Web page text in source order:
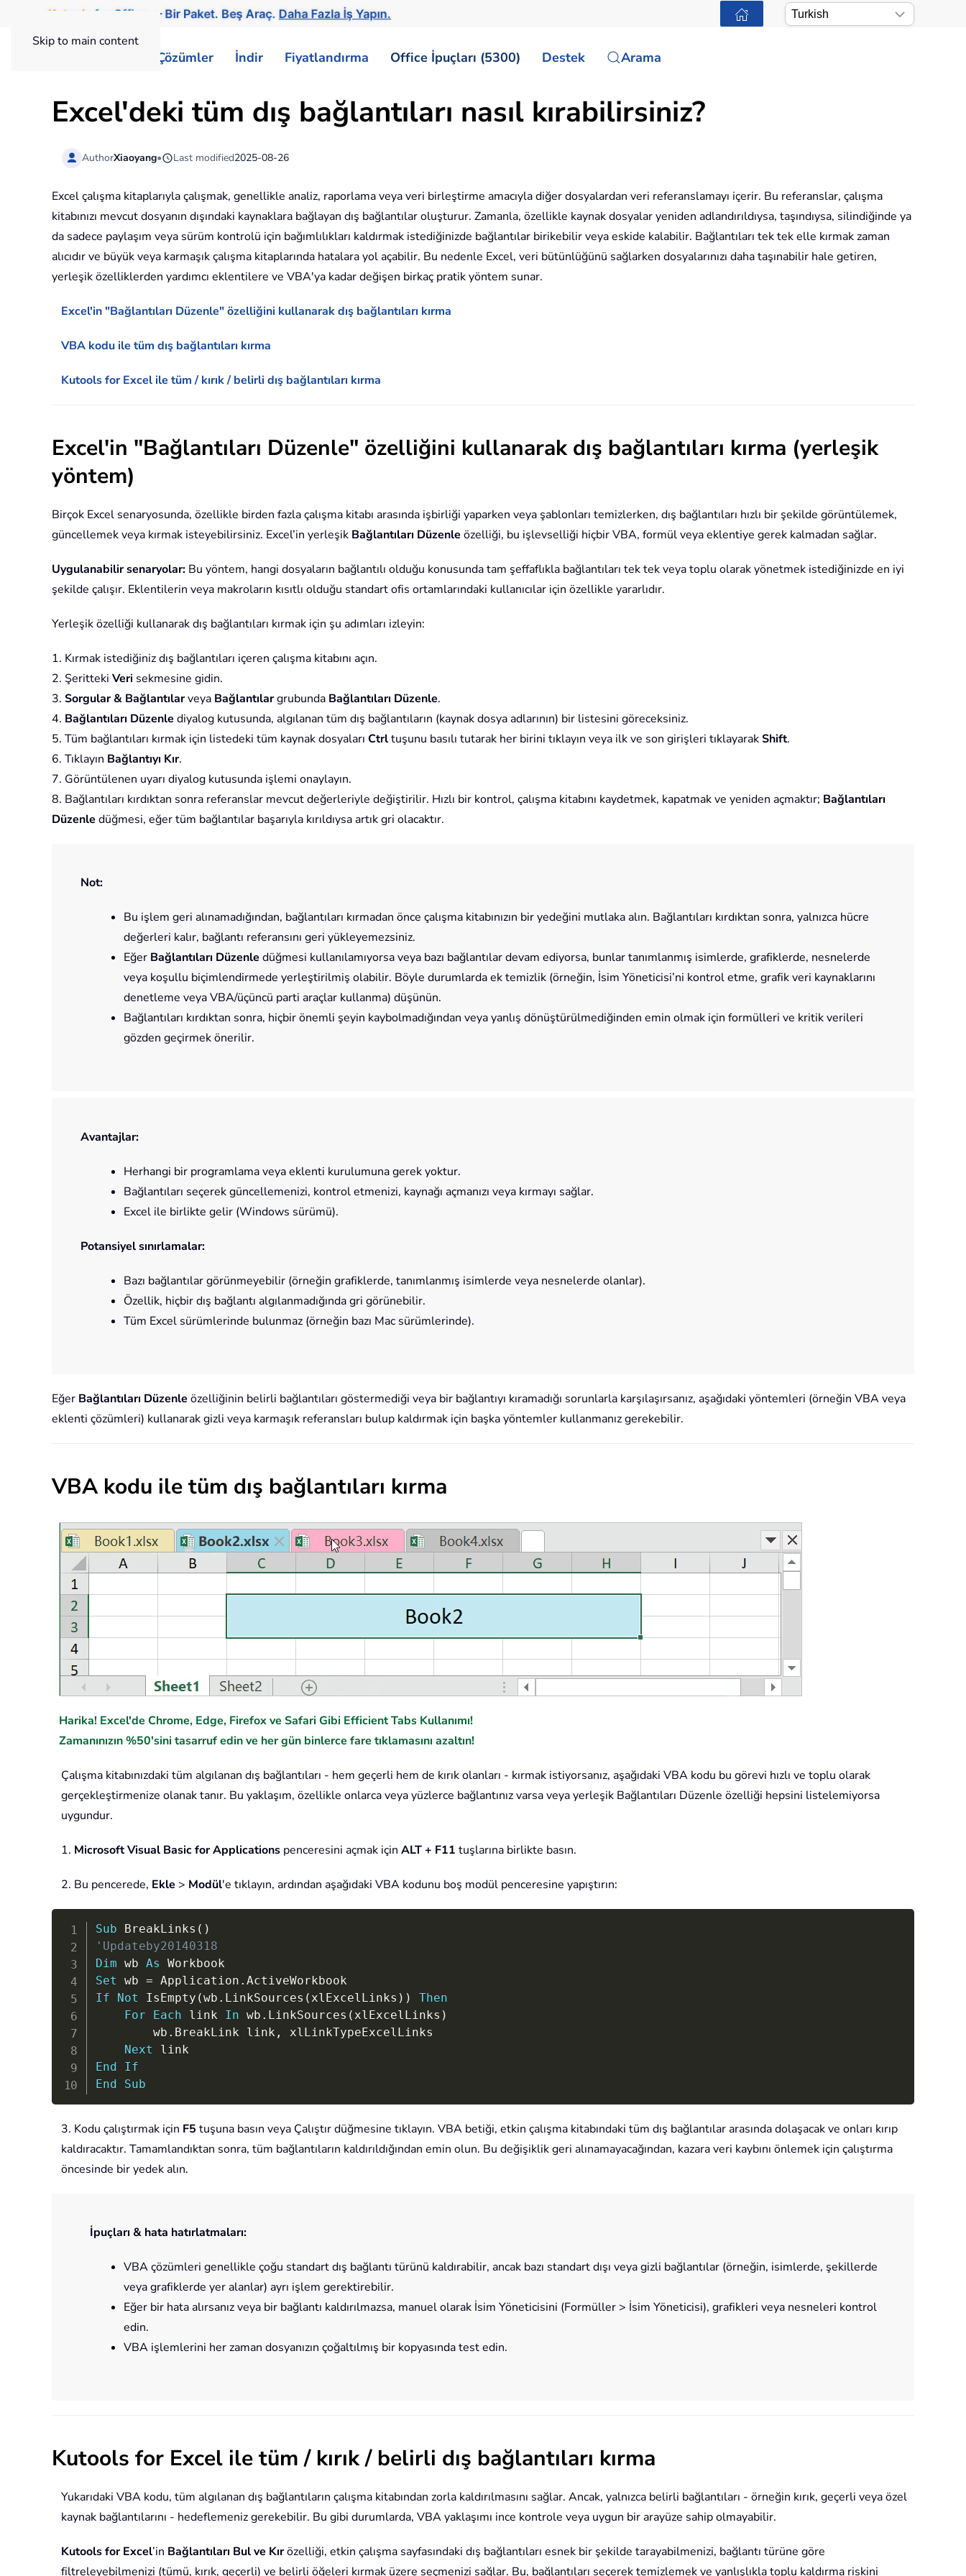
Skip to main content
Kutools for Office — Bir Paket. Beş Araç. Daha Fazla İş Yapın.
Çözümler İndir Fiyatlandırma Office İpuçları (5300) Destek Arama
Excel'deki tüm dış bağlantıları nasıl kırabilirsiniz?
AuthorXiaoyang• Last modified2025-08-26
Excel çalışma kitaplarıyla çalışmak, genellikle analiz, raporlama veya veri birleştirme amacıyla diğer dosyalardan veri referanslamayı içerir. Bu referanslar, çalışma
kitabınızı mevcut dosyanın dışındaki kaynaklara bağlayan dış bağlantılar oluşturur. Zamanla, özellikle kaynak dosyalar yeniden adlandırıldıysa, taşındıysa, silindiğinde ya
da sadece paylaşım veya sürüm kontrolü için bağımlılıkları kaldırmak istediğinizde bağlantılar birikebilir veya eskide kalabilir. Bağlantıları tek tek elle kırmak zaman
alıcıdır ve büyük veya karmaşık çalışma kitaplarında hatalara yol açabilir. Bu nedenle Excel, veri bütünlüğünü sağlarken dosyalarınızı daha taşınabilir hale getiren,
yerleşik özelliklerden yardımcı eklentilere ve VBA'ya kadar değişen birkaç pratik yöntem sunar.
Excel'in "Bağlantıları Düzenle" özelliğini kullanarak dış bağlantıları kırma
VBA kodu ile tüm dış bağlantıları kırma
Kutools for Excel ile tüm / kırık / belirli dış bağlantıları kırma
Excel'in "Bağlantıları Düzenle" özelliğini kullanarak dış bağlantıları kırma (yerleşik
yöntem)
Birçok Excel senaryosunda, özellikle birden fazla çalışma kitabı arasında işbirliği yaparken veya şablonları temizlerken, dış bağlantıları hızlı bir şekilde görüntülemek,
güncellemek veya kırmak isteyebilirsiniz. Excel’in yerleşik Bağlantıları Düzenle özelliği, bu işlevselliği hiçbir VBA, formül veya eklentiye gerek kalmadan sağlar.
Uygulanabilir senaryolar: Bu yöntem, hangi dosyaların bağlantılı olduğu konusunda tam şeffaflıkla bağlantıları tek tek veya toplu olarak yönetmek istediğinizde en iyi
şekilde çalışır. Eklentilerin veya makroların kısıtlı olduğu standart ofis ortamlarındaki kullanıcılar için özellikle yararlıdır.
Yerleşik özelliği kullanarak dış bağlantıları kırmak için şu adımları izleyin:
1. Kırmak istediğiniz dış bağlantıları içeren çalışma kitabını açın.
2. Şeritteki Veri sekmesine gidin.
3. Sorgular & Bağlantılarveya Bağlantılargrubunda Bağlantıları Düzenle.
4. Bağlantıları Düzenle diyalog kutusunda, algılanan tüm dış bağlantıların (kaynak dosya adlarının) bir listesini göreceksiniz.
5. Tüm bağlantıları kırmak için listedeki tüm kaynak dosyaları Ctrltuşunu basılı tutarak her birini tıklayın veya ilk ve son girişleri tıklayarakShift.
6. Tıklayın Bağlantıyı Kır.
7. Görüntülenen uyarı diyalog kutusunda işlemi onaylayın.
8. Bağlantıları kırdıktan sonra referanslar mevcut değerleriyle değiştirilir. Hızlı bir kontrol, çalışma kitabını kaydetmek, kapatmak ve yeniden açmaktır; Bağlantıları
Düzenle düğmesi, eğer tüm bağlantılar başarıyla kırıldıysa artık gri olacaktır.
Not:
Bu işlem geri alınamadığından, bağlantıları kırmadan önce çalışma kitabınızın bir yedeğini mutlaka alın. Bağlantıları kırdıktan sonra, yalnızca hücre
değerleri kalır, bağlantı referansını geri yükleyemezsiniz.
Eğer Bağlantıları Düzenle düğmesi kullanılamıyorsa veya bazı bağlantılar devam ediyorsa, bunlar tanımlanmış isimlerde, grafiklerde, nesnelerde
veya koşullu biçimlendirmede yerleştirilmiş olabilir. Böyle durumlarda ek temizlik (örneğin, İsim Yöneticisi’ni kontrol etme, grafik veri kaynaklarını
denetleme veya VBA/üçüncü parti araçlar kullanma) düşünün.
Bağlantıları kırdıktan sonra, hiçbir önemli şeyin kaybolmadığından veya yanlış dönüştürülmediğinden emin olmak için formülleri ve kritik verileri
gözden geçirmek önerilir.
Avantajlar:
Herhangi bir programlama veya eklenti kurulumuna gerek yoktur.
Bağlantıları seçerek güncellemenizi, kontrol etmenizi, kaynağı açmanızı veya kırmayı sağlar.
Excel ile birlikte gelir (Windows sürümü).
Potansiyel sınırlamalar:
Bazı bağlantılar görünmeyebilir (örneğin grafiklerde, tanımlanmış isimlerde veya nesnelerde olanlar).
Özellik, hiçbir dış bağlantı algılanmadığında gri görünebilir.
Tüm Excel sürümlerinde bulunmaz (örneğin bazı Mac sürümlerinde).
Eğer Bağlantıları Düzenle özelliğinin belirli bağlantıları göstermediği veya bir bağlantıyı kıramadığı sorunlarla karşılaşırsanız, aşağıdaki yöntemleri (örneğin VBA veya
eklenti çözümleri) kullanarak gizli veya karmaşık referansları bulup kaldırmak için başka yöntemler kullanmanız gerekebilir.
VBA kodu ile tüm dış bağlantıları kırma
Harika! Excel'de Chrome, Edge, Firefox ve Safari Gibi Efficient Tabs Kullanımı!
Zamanınızın %50'sini tasarruf edin ve her gün binlerce fare tıklamasını azaltın!
Çalışma kitabınızdaki tüm algılanan dış bağlantıları - hem geçerli hem de kırık olanları - kırmak istiyorsanız, aşağıdaki VBA kodu bu görevi hızlı ve toplu olarak
gerçekleştirmenize olanak tanır. Bu yaklaşım, özellikle onlarca veya yüzlerce bağlantınız varsa veya yerleşik Bağlantıları Düzenle özelliği hepsini listelemiyorsa
uygundur.
1. Microsoft Visual Basic for Applications penceresini açmak için ALT + F11 tuşlarına birlikte basın.
2. Bu pencerede, Ekle > Modül'e tıklayın, ardından aşağıdaki VBA kodunu boş modül penceresine yapıştırın:
Sub BreakLinks ( )
'Updateby20140318
Dim wb As
Set wb = Application .
If
Not IsEmpty (wb . LinkSources ( xlExcelLinks ) )
Then
For
Each link In wb . LinkSources ( xlExcelLinks )
        wb
. BreakLink link ,
xlLinkTypeExcelLinks
Next
End
If
End
Sub
3. Kodu çalıştırmak için F5 tuşuna basın veya Çalıştır düğmesine tıklayın. VBA betiği, etkin çalışma kitabındaki tüm dış bağlantılar arasında dolaşacak ve onları kırıp
kaldıracaktır. Tamamlandıktan sonra, tüm bağlantıların kaldırıldığından emin olun. Bu değişiklik geri alınamayacağından, kazara veri kaybını önlemek için çalıştırma
öncesinde bir yedek alın.
İpuçları & hata hatırlatmaları:
VBA çözümleri genellikle çoğu standart dış bağlantı türünü kaldırabilir, ancak bazı standart dışı veya gizli bağlantılar (örneğin, isimlerde, şekillerde
veya grafiklerde yer alanlar) ayrı işlem gerektirebilir.
Eğer bir hata alırsanız veya bir bağlantı kaldırılmazsa, manuel olarak İsim Yöneticisini (Formüller > İsim Yöneticisi), grafikleri veya nesneleri kontrol
edin.
VBA işlemlerini her zaman dosyanızın çoğaltılmış bir kopyasında test edin.
Kutools for Excel ile tüm / kırık / belirli dış bağlantıları kırma
Yukarıdaki VBA kodu, tüm algılanan dış bağlantıların çalışma kitabından zorla kaldırılmasını sağlar. Ancak, yalnızca belirli bağlantıları - örneğin kırık, geçerli veya özel
kaynak bağlantılarını - hedeflemeniz gerekebilir. Bu gibi durumlarda, VBA yaklaşımı ince kontrole veya uygun bir arayüze sahip olmayabilir.
Kutools for Excel’in Bağlantıları Bul ve Kırözelliği, etkin çalışma sayfasındaki dış bağlantıları esnek bir şekilde tarayabilmenizi, bağlantı türüne göre
filtreleyebilmenizi (tümü, kırık, geçerli) ve belirli öğeleri kırmak üzere seçmenizi sağlar. Bu, bağlantıları seçerek temizlemek ve yanlışlıkla toplu kaldırma riskini